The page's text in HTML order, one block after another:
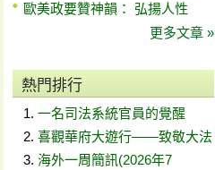
歐美政要贊神韻： 弘揚人性
更多文章 »
熱門排行
一名司法系統官員的覺醒
喜觀華府大遊行——致敬大法
海外一周簡訊(2026年7